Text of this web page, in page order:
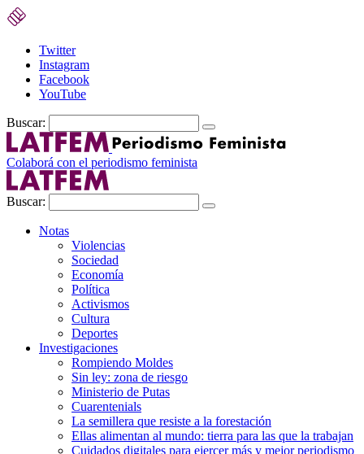
Twitter
Instagram
Facebook
YouTube
Buscar:
Colaborá con el periodismo feminista
Buscar:
Notas
Violencias
Sociedad
Economía
Política
Activismos
Cultura
Deportes
Investigaciones
Rompiendo Moldes
Sin ley: zona de riesgo
Ministerio de Putas
Cuarentenials
La semillera que resiste a la forestación
Ellas alimentan al mundo: tierra para las que la trabajan
Cuidados digitales para ejercer más y mejor periodismo